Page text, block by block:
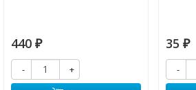
440 ₽
-
+
35 ₽
-